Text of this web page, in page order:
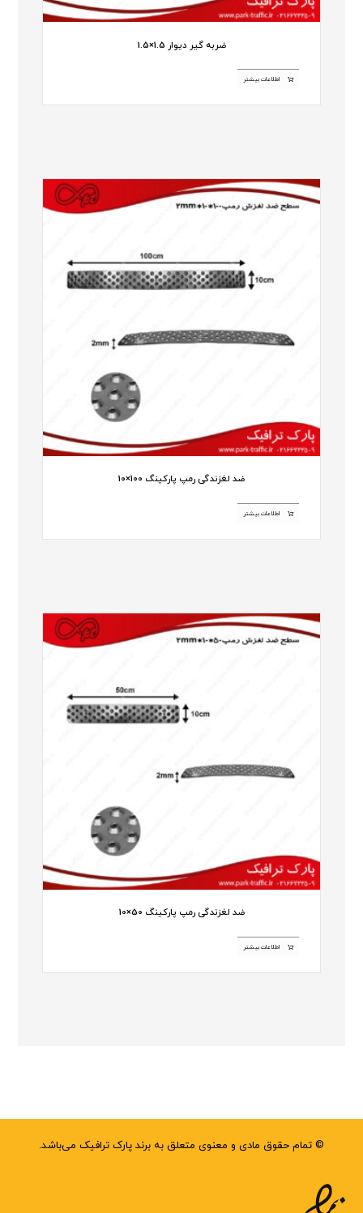
ضربه گیر دیوار 1.5×1.5
اطلاعات بیشتر
ضد لغزندگی رمپ پارکینگ 100×10
اطلاعات بیشتر
ضد لغزندگی رمپ پارکینگ 50×10
اطلاعات بیشتر
© تمام حقوق مادی و معنوی متعلق به برند پارک ترافیک می‌باشد.